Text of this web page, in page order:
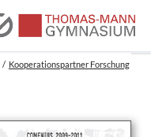
Kooperationspartner Forschung